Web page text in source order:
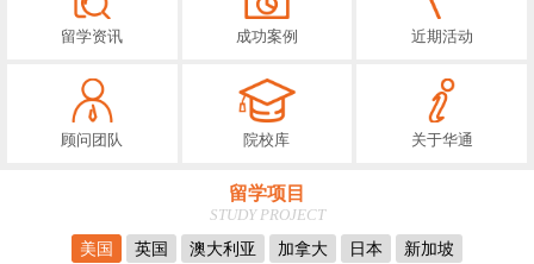
留学资讯 成功案例 近期活动
顾问团队 院校库 关于华通
留学项目
STUDY PROJECT
美国
英国 澳大利亚 加拿大 日本 新加坡